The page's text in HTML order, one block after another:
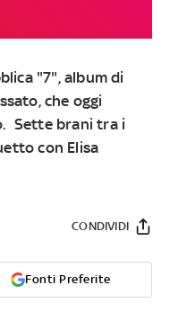
"7", album di
che oggi
Sette brani tra i
con Elisa
Fonti Preferite
CONDIVIDI